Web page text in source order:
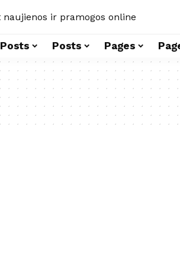
Posts Posts Pages